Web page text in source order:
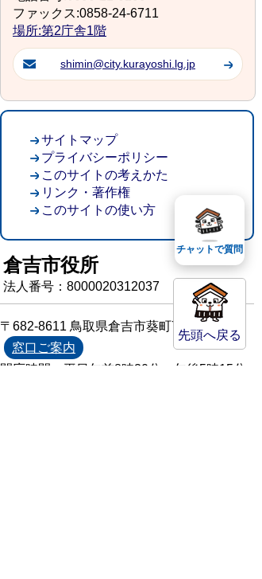
ファックス:0858-24-6711
場所:第2庁舎1階
shimin@city.kurayoshi.lg.jp
先頭へ戻る
サイトマップ
プライバシーポリシー
このサイトの考えかた
リンク・著作権
このサイトの使い方
倉吉市役所
法人番号：8000020312037
〒682-8611 鳥取県倉吉市葵町722
窓口ご案内
開庁時間：平日午前8時30分～午後5時15分
チャットで質問